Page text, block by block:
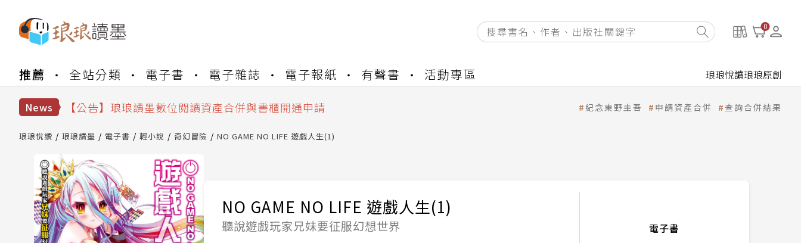
0
推薦 全站分類 電子書 電子雜誌 電子報紙 有聲書 活動專區 琅琅悅讀琅琅原創
News
【公告】因 Readmoo 讀墨系統維護中，本站同步暫停部分閱讀服務
【公告】琅琅讀墨書櫃開通常見問題
【公告】琅琅書店服務升級重要說明及資產合併結果查詢
紀念東野圭吾 申請資產合併 查詢合併結果
琅琅悅讀 琅琅讀墨 電子書 輕小說 奇幻冒險 NO GAME NO LIFE 遊戲人生(1)
NO GAME NO LIFE 遊戲人生(1)
聽說遊戲玩家兄妹要征服幻想世界 電子書